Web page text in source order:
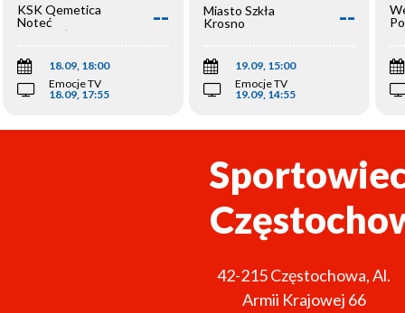
KSK Qemetica
Noteć
Inowrocław
--
18.09, 18:00
Emocje TV
18.09, 17:55
Miasto Szkła
Krosno
--
19.09, 15:00
Emocje TV
19.09, 14:55
42-215Częstochowa,Al.
Armii Krajowej 66